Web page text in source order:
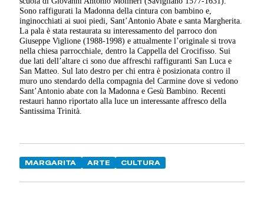
Sono raffigurati la Madonna della cintura con bambino e,
inginocchiati ai suoi piedi, Sant’Antonio Abate e santa Margherita.
La pala è stata restaurata su interessamento del parroco don
Giuseppe Viglione (1988-1998) e attualmente l’originale si trova
nella chiesa parrocchiale, dentro la Cappella del Crocifisso. Sui
due lati dell’altare ci sono due affreschi raffiguranti San Luca e
San Matteo. Sul lato destro per chi entra è posizionata contro il
muro uno stendardo della compagnia del Carmine dove si vedono
Sant’Antonio abate con la Madonna e Gesù Bambino. Recenti
restauri hanno riportato alla luce un interessante affresco della
Santissima Trinità.
MARGARITA ARTE CULTURA